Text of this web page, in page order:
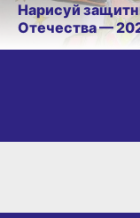
Нарисуй
Отечества —